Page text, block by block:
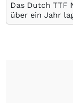
Das Dutch TTF
über ein Jahr